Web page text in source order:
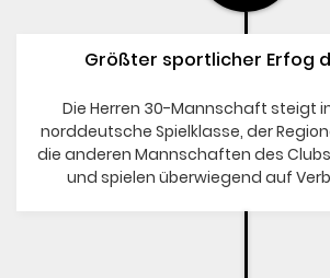
Größter sportlicher Erfog
Die Herren 30-Mannschaft steigt
norddeutsche Spielklasse, der
die anderen Mannschaften des
und spielen überwiegend auf